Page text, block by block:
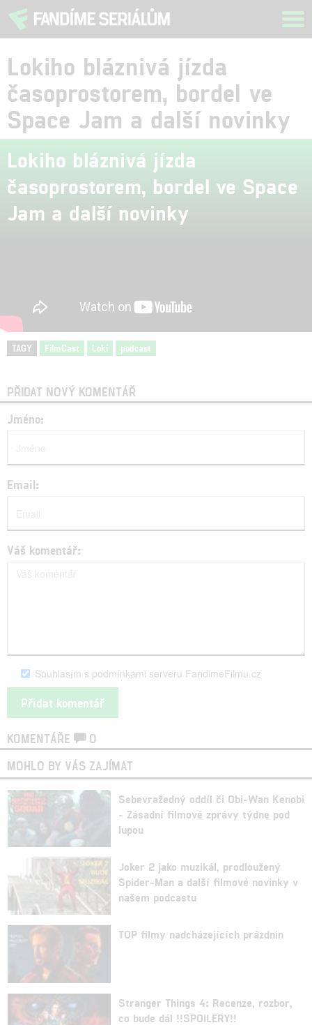
Lokiho bláznivá jízda
časoprostorem, bordel ve
Space Jam a další novinky
Lokiho bláznivá jízda
časoprostorem, bordel ve Space
Jam a další novinky
TAGY FilmCast Loki podcast
PŘIDAT NOVÝ KOMENTÁŘ
Jméno:
Email:
Váš komentář:
Souhlasím s podmínkami serveru FandimeFilmu.cz
KOMENTÁŘE
0
MOHLO BY VÁS ZAJÍMAT
Sebevražedný oddíl či Obi-Wan Kenobi
- Zásadní filmové zprávy týdne pod
lupou
Joker 2 jako muzikál, prodloužený
Spider-Man a další filmové novinky v
našem podcastu
TOP filmy nadcházejících prázdnin
Stranger Things 4: Recenze, rozbor,
co bude dál !!SPOILERY!!